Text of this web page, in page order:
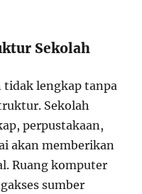
Sekolah
tidak lengkap tanpa
Sekolah
perpustakaan,
akan memberikan
Ruang komputer
sumber